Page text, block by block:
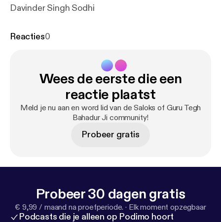
Davinder Singh Sodhi
Reacties0
Wees de eerste die een
reactie plaatst
Meld je nu aan en word lid van de Saloks of Guru Tegh
Bahadur Ji community!
Probeer gratis
Probeer 30 dagen gratis
€ 9,99 / maand na proefperiode. · Elk moment opzegbaar
Podcasts die je alleen op Podimo hoort